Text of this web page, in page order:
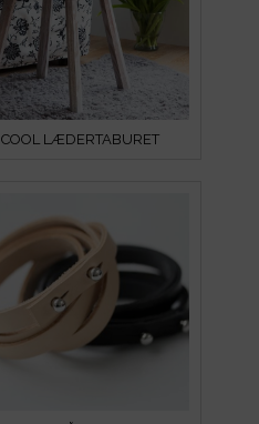
COOL LÆDERTABURET